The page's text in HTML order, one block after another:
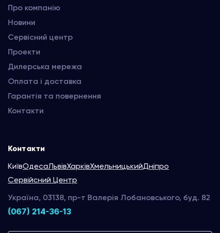
Про компанію
Новини
Сервісний центр
Проекти
Дилерська мережа
Оплата і доставка
Гарантія та повернення
Контакти
Контакти
КиївОдесаЛьвівХарківХмельницькийДніпро
Сервійсний Центр
Україна, 03138, пр-т Валерія Лобановського, буд. 82
(067) 214-36-13